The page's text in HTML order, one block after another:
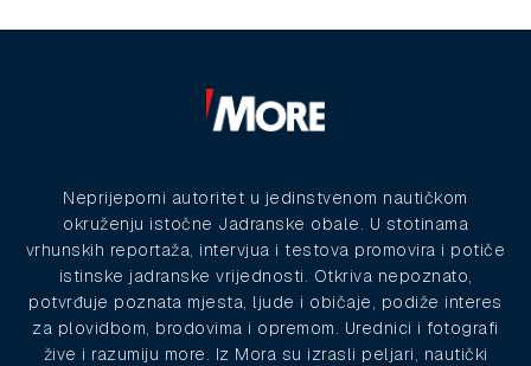
Neprijeporni autoritet u jedinstvenom nautičkom
okruženju istočne Jadranske obale. U stotinama
vrhunskih reportaža, intervjua i testova promovira i potiče
istinske jadranske vrijednosti. Otkriva nepoznato,
potvrđuje poznata mjesta, ljude i običaje, podiže interes
za plovidbom, brodovima i opremom. Urednici i fotografi
žive i razumiju more. Iz Mora su izrasli peljari, nautički